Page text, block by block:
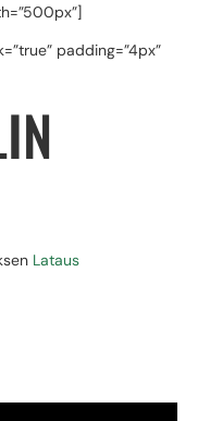
padding=”4px”
Lataus